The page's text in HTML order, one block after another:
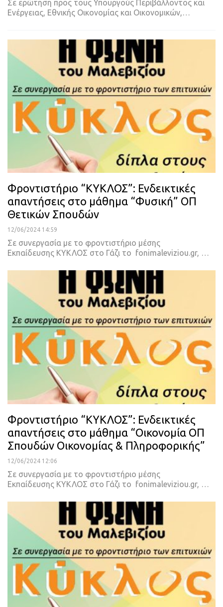
Σε ερώτηση προς τους Υπουργούς Περιβάλλοντος και
Ενέργειας, Εθνικής Οικονομίας και Οικονομικών,…
Φροντιστήριο “ΚΥΚΛΟΣ”: Ενδεικτικές
απαντήσεις στο μάθημα “Φυσική” ΟΠ
Θετικών Σπουδών
12/06/2024 14:59
Σε συνεργασία με το φροντιστήριο μέσης
Εκπαίδευσης ΚΥΚΛΟΣ στο Γάζι το fonimaleviziou.gr, …
Φροντιστήριο “ΚΥΚΛΟΣ”: Ενδεικτικές
απαντήσεις στο μάθημα “Οικονομία ΟΠ
Σπουδών Οικονομίας & Πληροφορικής”
12/06/2024 12:06
Σε συνεργασία με το φροντιστήριο μέσης
Εκπαίδευσης ΚΥΚΛΟΣ στο Γάζι το fonimaleviziou.gr, …